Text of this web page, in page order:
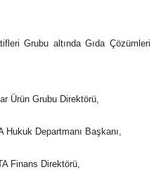
Grubu altında Gıda Çözümleri
Ürün Grubu Direktörü,
Departmanı Başkanı,
Finans Direktörü,